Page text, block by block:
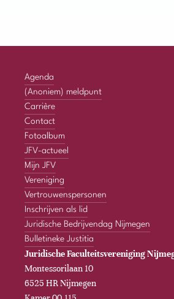
Agenda
(Anoniem) meldpunt
Carrière
Contact
Fotoalbum
JFV-actueel
Mijn JFV
Vereniging
Vertrouwenspersonen
Inschrijven als lid
Juridische Bedrijvendag Nijmegen
Bulletineke Justitia
Juridische Faculteitsvereniging
Montessorilaan 10
6525 HR Nijmegen